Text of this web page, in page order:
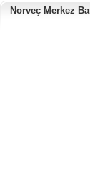
Norveç Merkez